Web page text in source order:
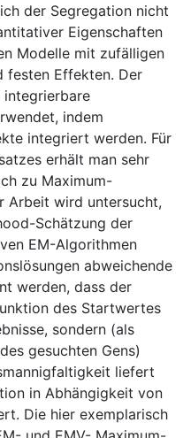
der Segregation nicht
Eigenschaften
Modelle mit zufälligen
festen Effekten. Der
indem
integriert werden. Für
erhält man sehr
zu Maximum-
Arbeit wird untersucht,
Schätzung der
EM-Algorithmen
abweichende
werden, dass der
des Startwertes
sondern (als
gesuchten Gens)
liefert
in Abhängigkeit von
Die hier exemplarisch